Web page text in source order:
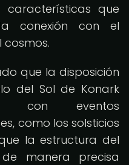
que
conexión con el
cosmos.
que la disposición
del Sol de Konark
con eventos
como los solsticios
la estructura del
manera precisa